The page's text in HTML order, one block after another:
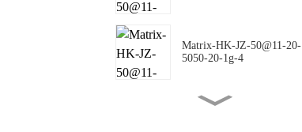
Matrix-HK-JZ-50@11-20-
5050-20-1g-4